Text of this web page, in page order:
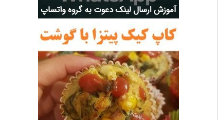
آموزش ارسال لینک دعوت به گروه واتساپ